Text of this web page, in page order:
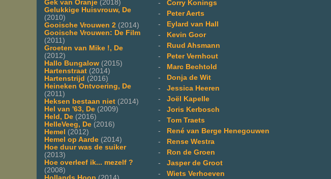
Gek van Oranje (2018)
Gelukkige Huisvrouw, De
(2010)
Gooische Vrouwen 2 (2014)
Gooische Vrouwen: De Film
(2011)
Groeten van Mike !, De
(2012)
Hallo Bungalow (2015)
Hartenstraat (2014)
Hartenstrijd (2016)
Heineken Ontvoering, De
(2011)
Heksen bestaan niet (2014)
Hel van '63, De (2009)
Held, De (2016)
HelleVeeg, De (2016)
Hemel (2012)
Hemel op Aarde (2014)
Hoe duur was de suiker
(2013)
Hoe overleef ik... mezelf ?
(2008)
- Corry Konings
-
Peter Aerts
-
Eylard van Hall
-
Kevin Goor
-
Ruud Ahsmann
-
Peter Vernhout
-
Marc Bechtold
-
Donja de Wit
- Jessica Heeren
- Joël Kapelle
- Joris Kerbosch
- Tom Traets
-
René van Berge Henegouwen
-
Rense Westra
-
Ron de Groen
- Jasper de Groot
- Wiets Verhoeven